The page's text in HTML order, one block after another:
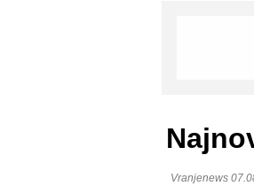
Vranjenews